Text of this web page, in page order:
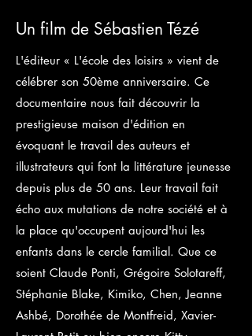
Un film de Sébastien Tézé
L'éditeur « L'école des loisirs » vient de
célébrer son 50ème anniversaire. Ce
documentaire nous fait découvrir la
prestigieuse maison d'édition en
évoquant le travail des auteurs et
illustrateurs qui font la littérature jeunesse
depuis plus de 50 ans. Leur travail fait
écho aux mutations de notre société et à
la place qu'occupent aujourd'hui les
enfants dans le cercle familial. Que ce
soient Claude Ponti, Grégoire Solotareff,
Stéphanie Blake, Kimiko, Chen, Jeanne
Ashbé, Dorothée de Montfreid, Xavier-